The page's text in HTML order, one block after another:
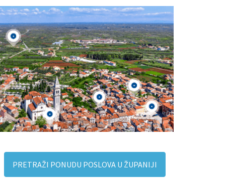
PRETRAŽI PONUDU POSLOVA U ŽUPANIJI